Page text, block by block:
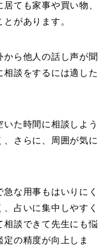
ても家事や買い物、
があります。
から他人の話し声が聞
談をするには適した
た時間に相談しよう
さらに、周囲が気に
な用事もはいりにく
占いに集中しやすく
相談できて先生にも悩
の精度が向上しま